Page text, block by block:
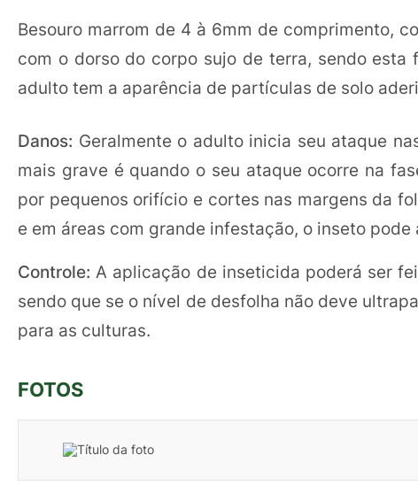
Besouro marrom de 4 à 6mm de comprimento,
com o dorso do corpo sujo de terra, sendo
adulto tem a aparência de partículas de solo
Danos: Geralmente o adulto inicia seu ataque
mais grave é quando o seu ataque ocorre na
por pequenos orifício e cortes nas margens da
e em áreas com grande infestação, o inseto
Controle: A aplicação de inseticida poderá ser
sendo que se o nível de desfolha não deve
para as culturas.
FOTOS